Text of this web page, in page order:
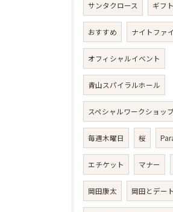
サンタクロース ギフト
おすすめ ナイトファ
オフィシャルイベント
青山スパイラルホール
スペシャルワークショッ
毎週木曜日 桜
エチケット マナー
岡田康太 岡田とデート